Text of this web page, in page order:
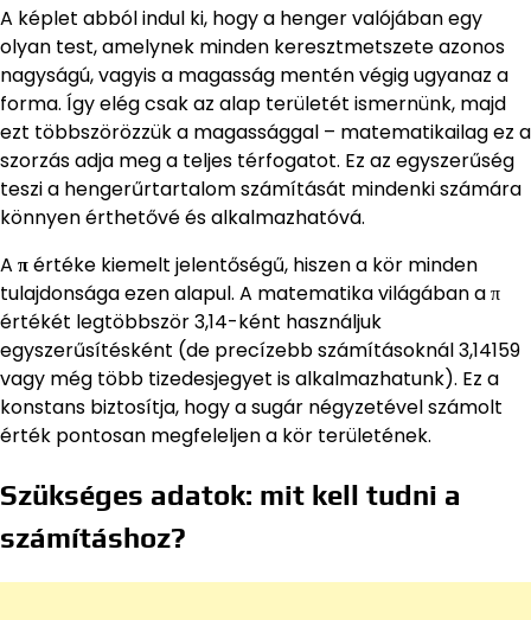
A képlet abból indul ki, hogy a henger valójában egy
olyan test, amelynek minden keresztmetszete azonos
nagyságú, vagyis a magasság mentén végig ugyanaz a
forma. Így elég csak az alap területét ismernünk, majd
ezt többszörözzük a magassággal – matematikailag ez a
szorzás adja meg a teljes térfogatot. Ez az egyszerűség
teszi a hengerűrtartalom számítását mindenki számára
könnyen érthetővé és alkalmazhatóvá.
A πértéke kiemelt jelentőségű, hiszen a kör minden
tulajdonsága ezen alapul. A matematika világában a π
értékét legtöbbször 3,14-ként használjuk
egyszerűsítésként (de precízebb számításoknál 3,14159
vagy még több tizedesjegyet is alkalmazhatunk). Ez a
konstans biztosítja, hogy a sugár négyzetével számolt
érték pontosan megfeleljen a kör területének.
Szükséges adatok: mit kell tudni a
számításhoz?